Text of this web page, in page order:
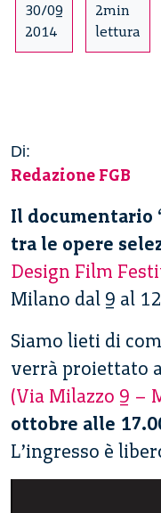
30/09
2014
2min
lettura
Di:
Redazione FGB
Il documentario
tra le opere
Design Film
Milano dal 9 al
Siamo lieti di
verrà proiettato
(Via Milazzo 9 –
ottobre alle
L’ingresso è